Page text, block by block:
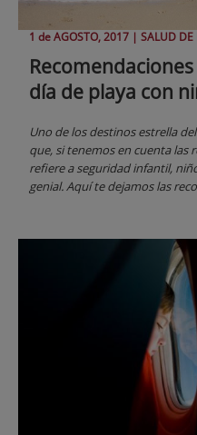
1 deAGOSTO, 2017 | SALUD DE
día de playa con
Uno de los destinos estrella
que, si tenemos en cuenta las
refiere a seguridad infantil,
genial. Aquí te dejamos las